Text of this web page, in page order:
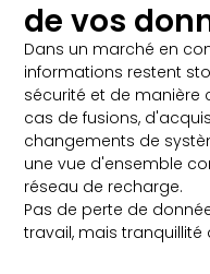
de vos
Dans un marché en
informations restent
sécurité et de manière
cas de fusions,
changements de
une vue d'ensemble
réseau de recharge.
Pas de perte de
travail, mais tranquillité